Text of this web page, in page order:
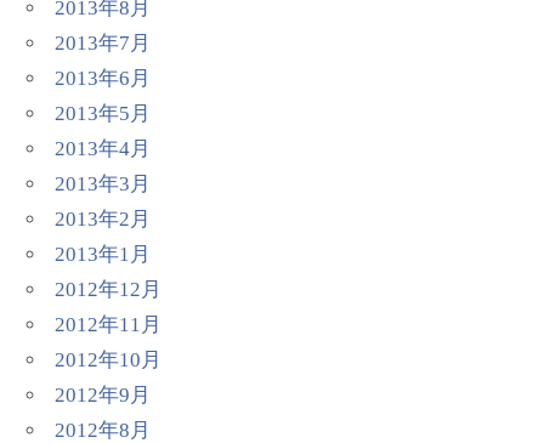
2013年8月
2013年7月
2013年6月
2013年5月
2013年4月
2013年3月
2013年2月
2013年1月
2012年12月
2012年11月
2012年10月
2012年9月
2012年8月